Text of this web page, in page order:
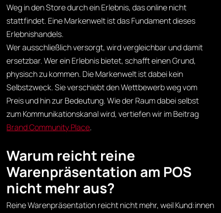
Weg in den Store durch ein Erlebnis, das online nicht
stattfindet. Eine Markenwelt ist das Fundament dieses
Erlebnishandels.
Wer ausschließlich versorgt, wird vergleichbar und damit
ersetzbar. Wer ein Erlebnis bietet, schafft einen Grund,
physisch zu kommen. Die Markenwelt ist dabei kein
Selbstzweck. Sie verschiebt den Wettbewerb weg vom
Preis und hin zur Bedeutung. Wie der Raum dabei selbst
zum Kommunikationskanal wird, vertiefen wir im Beitrag
Brand Community Place.
Warum reicht reine
Warenpräsentation am POS
nicht mehr aus?
Reine Warenpräsentation reicht nicht mehr, weil Kund:innen